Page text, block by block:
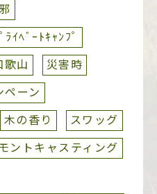
ﾗｲﾍﾞｰﾄｷｬﾝﾌﾟ
山
災害時
ーン
木の香り
スワッグ
ントキャスティング